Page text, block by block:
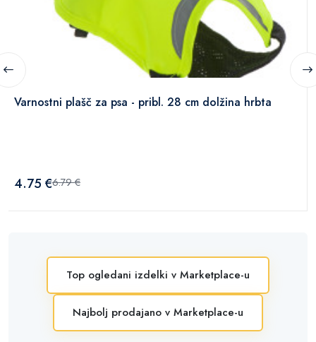
Varnostni plašč za psa - pribl. 28 cm dolžina hrbta
4.75 €6.79 €
Top ogledani izdelki v Marketplace-u
Najbolj prodajano v Marketplace-u